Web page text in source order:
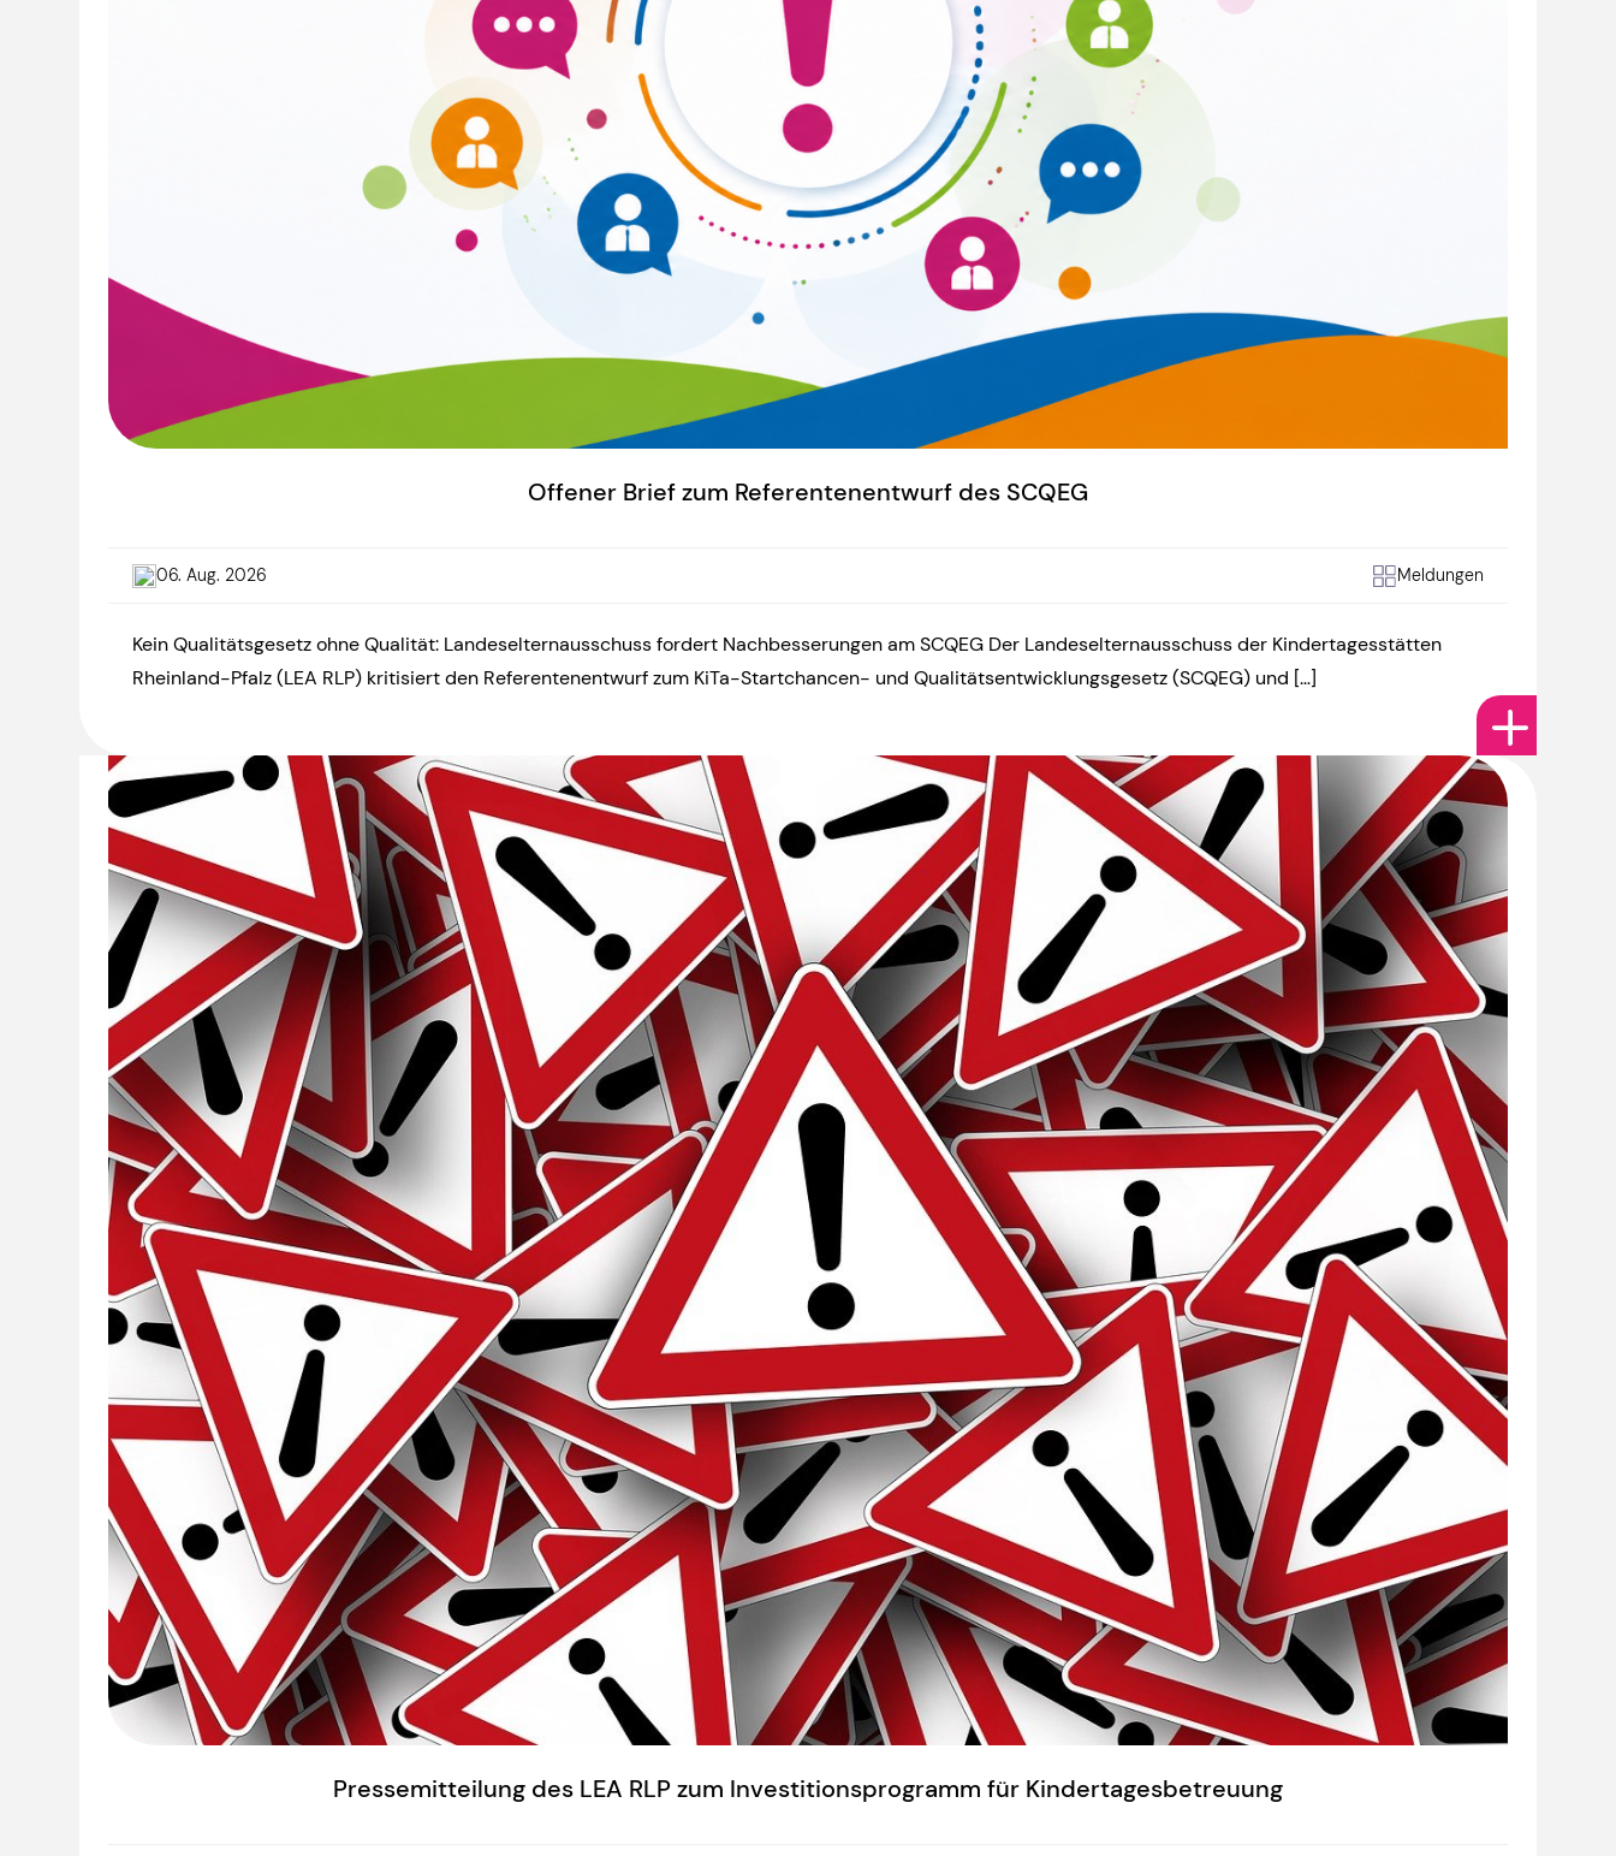
Offener Brief zum Referentenentwurf des SCQEG
06. Aug. 2026 Meldungen
Kein Qualitätsgesetz ohne Qualität: Landeselternausschuss fordert Nachbesserungen am SCQEG Der Landeselternausschuss der Kindertagesstätten
Rheinland-Pfalz (LEA RLP) kritisiert den Referentenentwurf zum KiTa-Startchancen- und Qualitätsentwicklungsgesetz (SCQEG) und […]
Pressemitteilung des LEA RLP zum Investitionsprogramm für Kindertagesbetreuung